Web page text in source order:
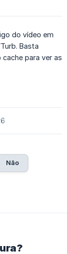
do vídeo em
Basta
cache para ver as
Não